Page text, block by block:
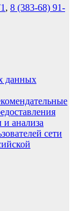
, 8 (383-68) 91-
данных
анализа
сети